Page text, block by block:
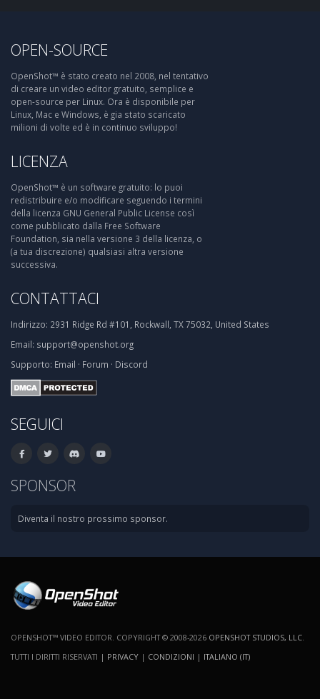
OPEN-SOURCE
OpenShot™ è stato creato nel 2008, nel tentativo
di creare un video editor gratuito, semplice e
open-source per Linux. Ora è disponibile per
Linux, Mac e Windows, è gia stato scaricato
milioni di volte ed è in continuo sviluppo!
LICENZA
OpenShot™ è un software gratuito: lo puoi
redistribuire e/o modificare seguendo i termini
della licenza GNU General Public License così
come pubblicato dalla Free Software
Foundation, sia nella versione 3 della licenza, o
(a tua discrezione) qualsiasi altra versione
successiva.
CONTATTACI
Indirizzo: 2931 Ridge Rd #101, Rockwall, TX 75032, United States
Email: support@openshot.org
Supporto: Email · Forum · Discord
SEGUICI
SPONSOR
Diventa il nostro prossimo sponsor.
OPENSHOT™ VIDEO EDITOR. COPYRIGHT © 2008-2026 OPENSHOT STUDIOS, LLC
TUTTI I DIRITTI RISERVATI | PRIVACY | CONDIZIONI | ITALIANO (IT)